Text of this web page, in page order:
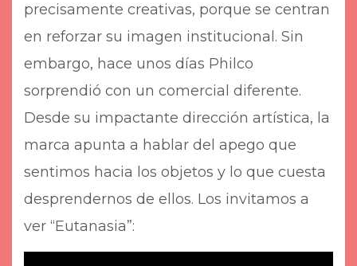
precisamente creativas, porque se centran
en reforzar su imagen institucional. Sin
embargo, hace unos días Philco
sorprendió con un comercial diferente.
Desde su impactante dirección artística, la
marca apunta a hablar del apego que
sentimos hacia los objetos y lo que cuesta
desprendernos de ellos. Los invitamos a
ver “Eutanasia”: